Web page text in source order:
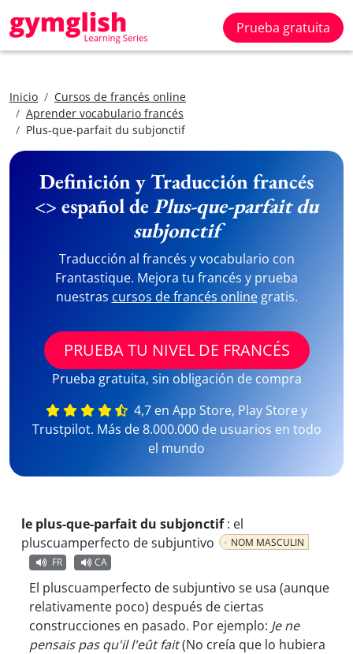
Prueba gratuita
Inicio
Cursos de francés online
Aprender vocabulario francés
Plus-que-parfait du subjonctif
Definición y Traducción francés
<> español dePlus-que-parfait du
subjonctif
Traducción al francés y vocabulario con
Frantastique. Mejora tu francés y prueba
nuestras cursos de francés onlinegratis.
PRUEBA TU NIVEL DE FRANCÉS
Prueba gratuita, sin obligación de compra
4,7 en App Store, Play Store y
Trustpilot. Más de 8.000.000 de usuarios en todo
el mundo
le plus-que-parfait du subjonctif: el
pluscuamperfecto de subjuntivo
NOM MASCULIN
FR
CA
El pluscuamperfecto de subjuntivo se usa (aunque
relativamente poco) después de ciertas
construcciones en pasado. Por ejemplo: Je ne
pensais pas qu'il l'eût fait(No creía que lo hubiera